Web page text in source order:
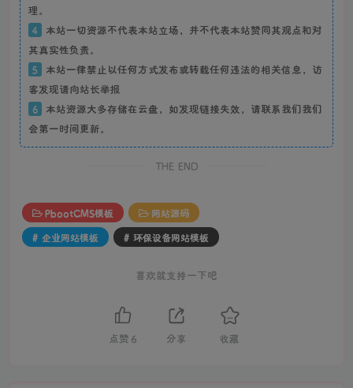
理。
4
本站一切资源不代表本站立场，并不代表本站赞同其观点和对
其真实性负责。
5
本站一律禁止以任何方式发布或转载任何违法的相关信息，访
客发现请向站长举报
6
本站资源大多存储在云盘，如发现链接失效，请联系我们我们
会第一时间更新。
THE END
PbootCMS模板
网站源码
# 企业网站模板
# 环保设备网站模板
喜欢就支持一下吧
点赞 6 分享 收藏